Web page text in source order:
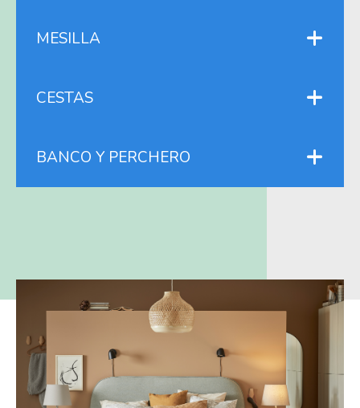
MESILLA
CESTAS
BANCO Y PERCHERO